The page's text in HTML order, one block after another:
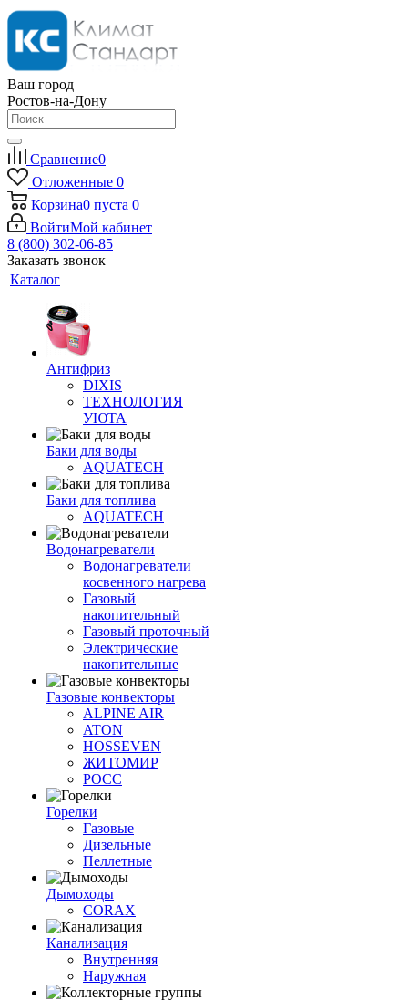
Ваш город
Ростов-на-Дону
Сравнение0
Отложенные 0
Корзина0 пуста 0
ВойтиМой кабинет
8 (800) 302-06-85
Заказать звонок
Каталог
Антифриз
DIXIS
ТЕХНОЛОГИЯ
УЮТА
Баки для воды
AQUATECH
Баки для топлива
AQUATECH
Водонагреватели
Водонагреватели
косвенного нагрева
Газовый
накопительный
Газовый проточный
Электрические
накопительные
Газовые конвекторы
ALPINE AIR
ATON
HOSSEVEN
ЖИТОМИР
РОСС
Горелки
Газовые
Дизельные
Пеллетные
Дымоходы
CORAX
Канализация
Внутренняя
Наружная